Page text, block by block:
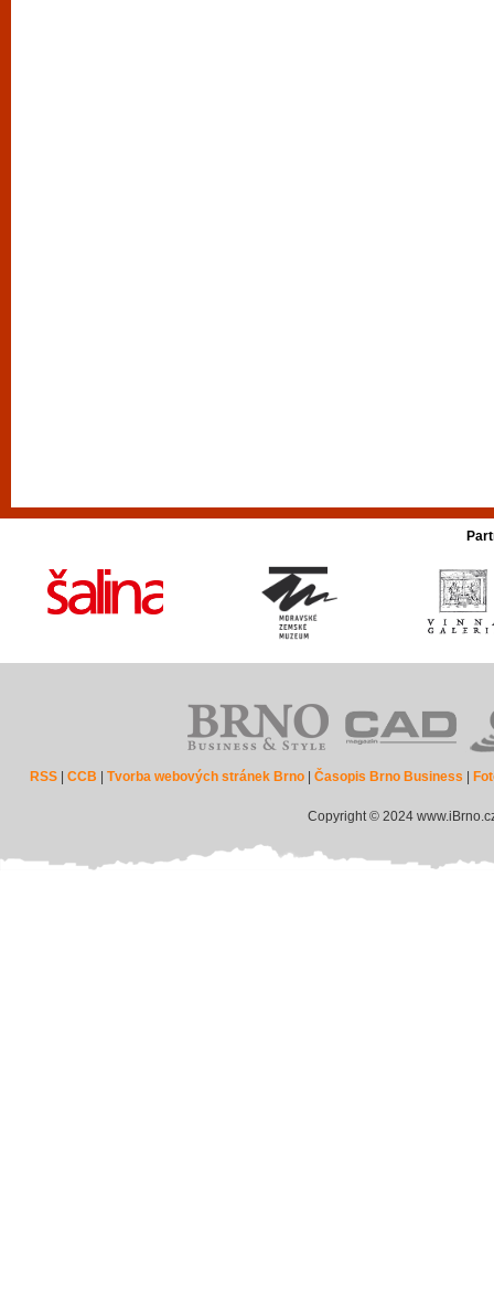
RSS |CCB |Tvorba webových stránek Brno |Časopis Brno Business
Copyright © 2024